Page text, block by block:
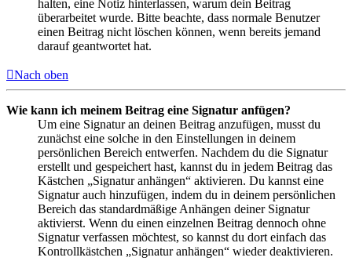
halten, eine Notiz hinterlassen, warum dein Beitrag
überarbeitet wurde. Bitte beachte, dass normale Benutzer
einen Beitrag nicht löschen können, wenn bereits jemand
darauf geantwortet hat.
Nach oben
Wie kann ich meinem Beitrag eine Signatur anfügen?
Um eine Signatur an deinen Beitrag anzufügen, musst du
zunächst eine solche in den Einstellungen in deinem
persönlichen Bereich entwerfen. Nachdem du die Signatur
erstellt und gespeichert hast, kannst du in jedem Beitrag das
Kästchen „Signatur anhängen“ aktivieren. Du kannst eine
Signatur auch hinzufügen, indem du in deinem persönlichen
Bereich das standardmäßige Anhängen deiner Signatur
aktivierst. Wenn du einen einzelnen Beitrag dennoch ohne
Signatur verfassen möchtest, so kannst du dort einfach das
Kontrollkästchen „Signatur anhängen“ wieder deaktivieren.